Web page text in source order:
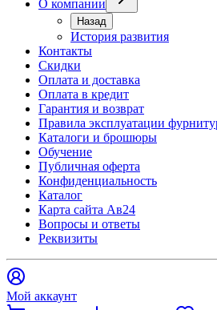
О компании
Назад
История развития
Контакты
Скидки
Оплата и доставка
Оплата в кредит
Гарантия и возврат
Правила эксплуатации
Каталоги и брошюры
Обучение
Публичная оферта
Конфиденциальность
Каталог
Карта сайта Ав24
Вопросы и ответы
Реквизиты
Мой аккаунт